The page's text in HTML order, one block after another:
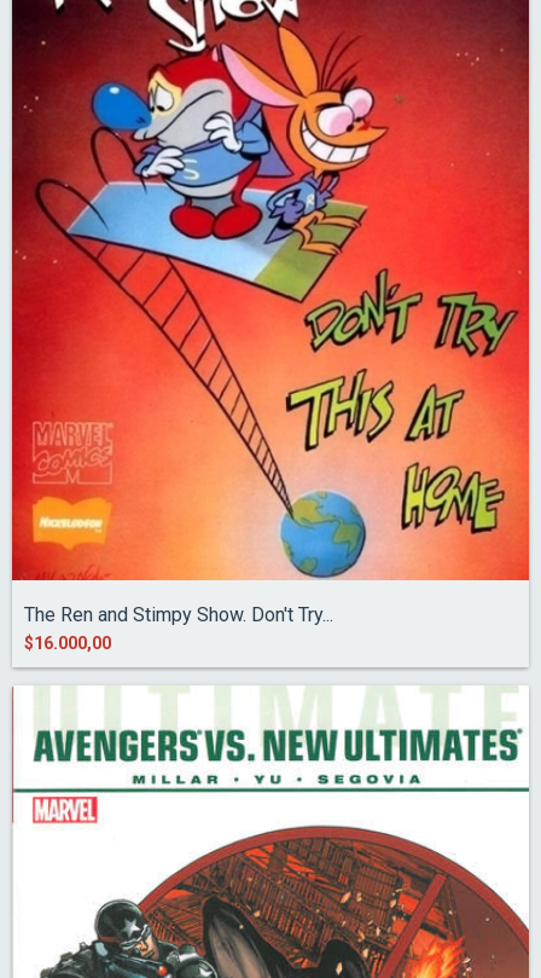
The Ren and Stimpy Show. Don't Try...
$16.000,00